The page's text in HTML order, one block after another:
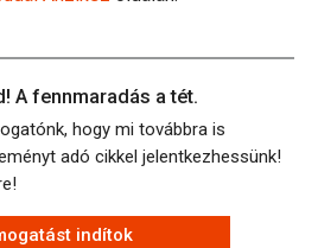
A fennmaradás a tét.
hogy mi továbbra is
adó cikkel jelentkezhessünk!
indítok